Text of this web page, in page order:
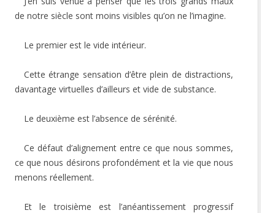
de notre siècle sont moins visibles qu’on ne l’imagine.
Le premier est le vide intérieur.
Cette étrange sensation d’être plein de distractions,
davantage virtuelles d’ailleurs et vide de substance.
Le deuxième est l’absence de sérénité.
Ce défaut d’alignement entre ce que nous sommes,
ce que nous désirons profondément et la vie que nous
menons réellement.
Et le troisième est l’anéantissement progressif